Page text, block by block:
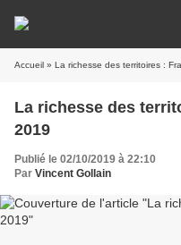
Accueil » La richesse des territoires :
La richesse des
2019
Publié le 02/10/2019 à 22:10
Par Vincent Gollain